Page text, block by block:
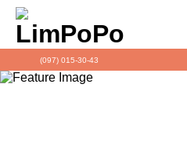
(097) 015-30-43